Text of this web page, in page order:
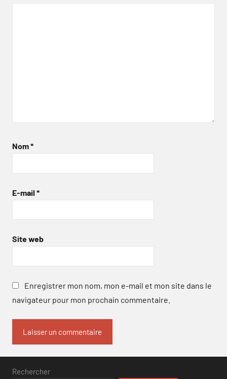
Nom*
E-mail *
Site web
Enregistrer mon nom, mon e-mail et mon site dans le
navigateur pour mon prochain commentaire.
Rechercher